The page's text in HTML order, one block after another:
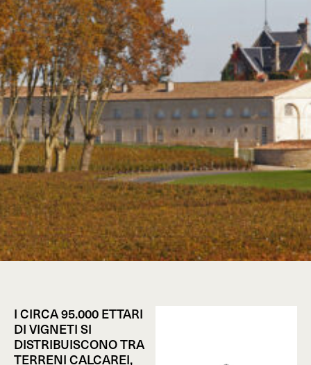
I CIRCA 95.000 ETTARI
DI VIGNETI SI
DISTRIBUISCONO TRA
TERRENI CALCAREI,